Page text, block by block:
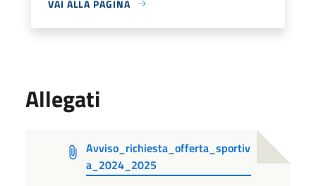
VAI ALLA PAGINA
Allegati
Avviso_richiesta_offerta_sportiv
a_2024_2025